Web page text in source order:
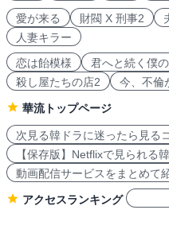
愛が来る 財閥 X 刑事2
人妻キラー
恋は飴模様
君へと続く僕
殺し屋たちの店2
今、不倫
華流トップページ
次見る韓ドラに迷ったら見る
【保存版】Netflixで見られる
動画配信サービスをまとめて
アクセスランキング も